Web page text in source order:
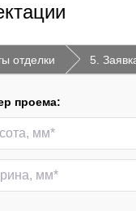
отделки 5.
проема: